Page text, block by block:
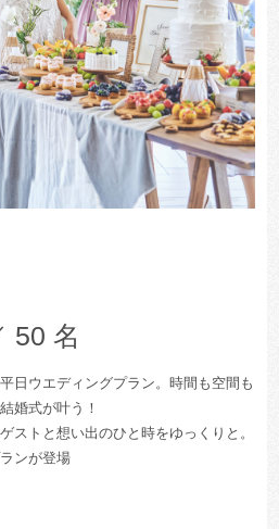
50 名
日ウエディングプラン。時間も空間も
婚式が叶う！
ストと想い出のひと時をゆっくりと。
ンが登場